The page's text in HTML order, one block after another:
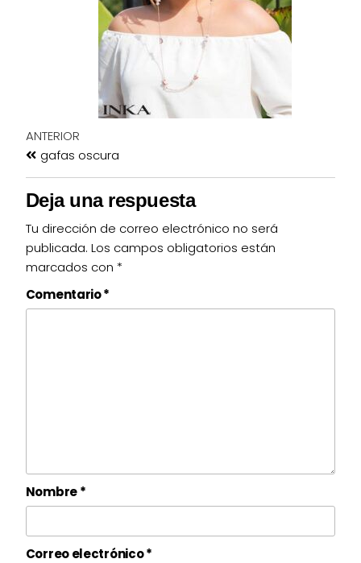
ANTERIOR
gafas oscura
Deja una respuesta
Tu dirección de correo electrónico no será
publicada. Los campos obligatorios están
marcados con *
Comentario*
Nombre*
Correo electrónico*